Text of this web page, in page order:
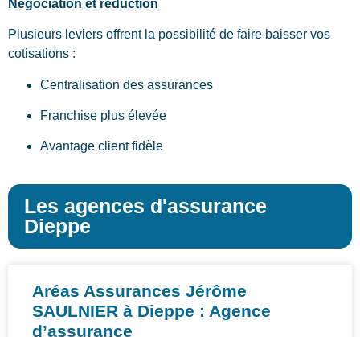
Négociation et réduction
Plusieurs leviers offrent la possibilité de faire baisser vos
cotisations :
Centralisation des assurances
Franchise plus élevée
Avantage client fidèle
Les agences d'assurance
Dieppe
Aréas Assurances Jérôme
SAULNIER à Dieppe : Agence
d’assurance